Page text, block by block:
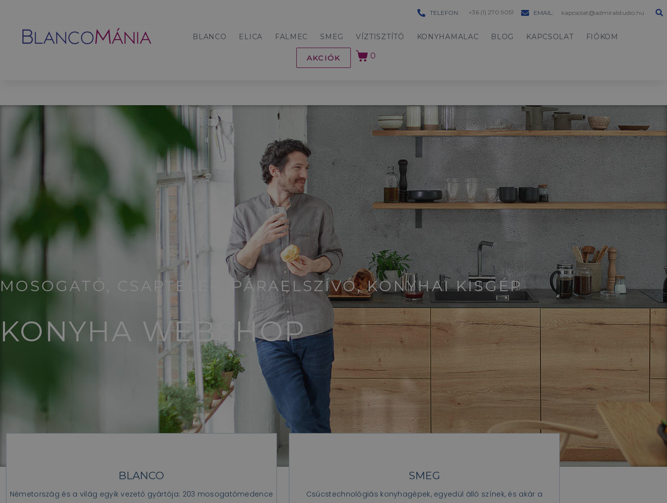
TELEFON: +36 (1) 270 9051 EMAIL: kapcsolat@admiralstudio.hu
BLANCO ELICA FALMEC SMEG VÍZTISZTÍTÓ KONYHAMALAC BLOG KAPCSOLAT FIÓKOM
AKCIÓK 0
MOSOGATÓ, CSAPTELEP, PÁRAELSZÍVÓ, KONYHAI KISGÉP
KONYHA WEBSHOP
BLANCO
Németország és a világ egyik vezető gyártója: 203 mosogatómedence
Minden amire szükség van, egy helyen: mosogatómedence, csaptelep,
mosogatószer adagoló, hulladék tárolás
SMEG
Csúcstechnológiás konyhagépek, egyedül álló színek, és akár a
Konyhai robotgépek, turmixok, kenyérpirítók, kávéfőző, citrus facsaró,
vízforraló, aprító, gyümölcscentrifuga, tejhabosító